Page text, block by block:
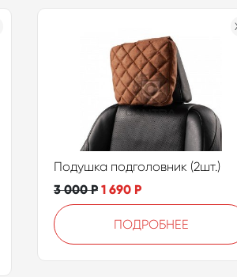
Подушка подголовник (2шт.)
3 000Р 1 690 Р
ПОДРОБНЕЕ